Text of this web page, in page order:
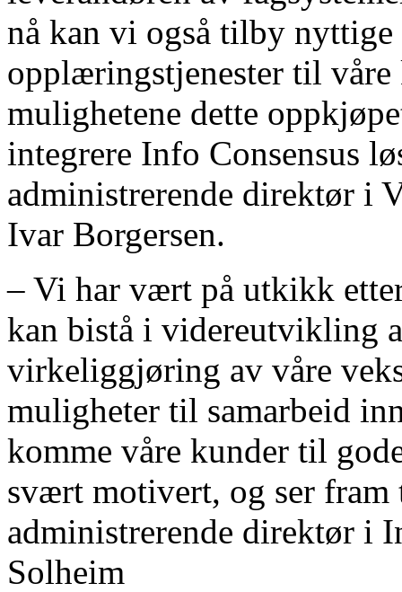
nå kan vi også tilby
opplæringstjenester til
mulighetene dette
integrere Info Consensus
administrerende direktør i
Ivar Borgersen.
– Vi har vært på utkikk
kan bistå i videreutvikling
virkeliggjøring av våre
muligheter til samarbeid
komme våre kunder til
svært motivert, og ser
administrerende direktør i
Solheim